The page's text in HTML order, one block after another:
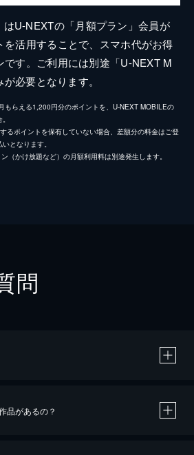
はU-NEXTの「月額プラン」会員が
活用することで、スマホ代がお得
です。ご利用には別途「U-NEXT M
必要となります。
もらえる1,200円分のポイントを、U-NEXT MOBILEの
るポイントを保有していない場合、差額分の料金はご登
となります。
（かけ放題など）の月額利用料は別途発生します。
問
品があるの？